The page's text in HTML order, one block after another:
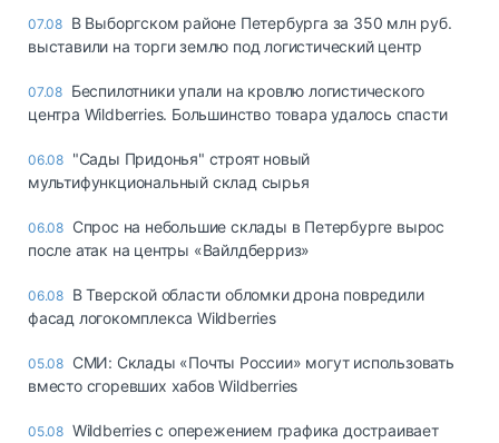
07.08 В Выборгском районе Петербурга за 350 млн руб.
выставили на торги землю под логистический центр
07.08 Беспилотники упали на кровлю логистического
центра Wildberries. Большинство товара удалось спасти
06.08 "Сады Придонья" строят новый
мультифункциональный склад сырья
06.08 Спрос на небольшие склады в Петербурге вырос
после атак на центры «Вайлдберриз»
06.08 В Тверской области обломки дрона повредили
фасад логокомплекса Wildberries
05.08 СМИ: Склады «Почты России» могут использовать
вместо сгоревших хабов Wildberries
05.08 Wildberries с опережением графика достраивает